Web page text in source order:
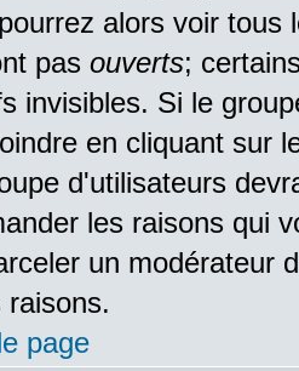
alors voir tous
pas ouverts;
invisibles. Si le
en cliquant sur
d'utilisateurs
les raisons qui
un modérateur
raisons.
page